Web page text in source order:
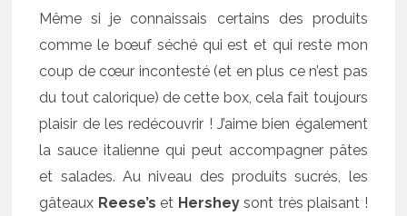
Même si je connaissais certains des produits
comme le bœuf séché qui est et qui reste mon
coup de cœur incontesté (et en plus ce n’est pas
du tout calorique) de cette box, cela fait toujours
plaisir de les redécouvrir ! J’aime bien également
la sauce italienne qui peut accompagner pâtes
et salades. Au niveau des produits sucrés, les
gâteaux Reese’s et Hersheysont très plaisant !